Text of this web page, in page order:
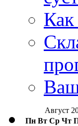
Как
Август
Пн Вт Ср Чт